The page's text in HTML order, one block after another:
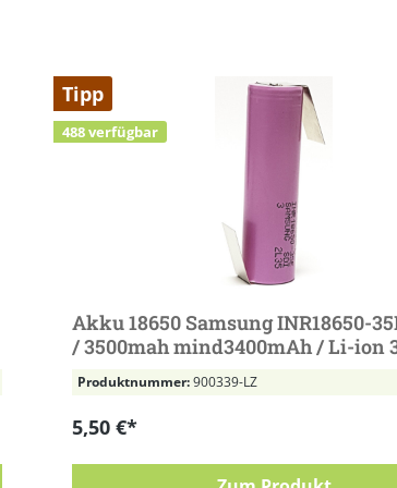
Tipp
488 verfügbar
Akku 18650 Samsung INR18650-
/ 3500mah mind3400mAh / Li-ion
10,5A Lötfahne Z
Produktnummer:900339-LZ
5,50 €*